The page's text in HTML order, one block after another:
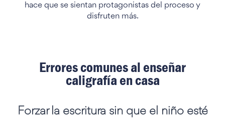
hace que se sientan protagonistas del proceso y
disfruten más.
Errores comunes al enseñar
caligrafía en casa
Forzar la escritura sin que el niño esté